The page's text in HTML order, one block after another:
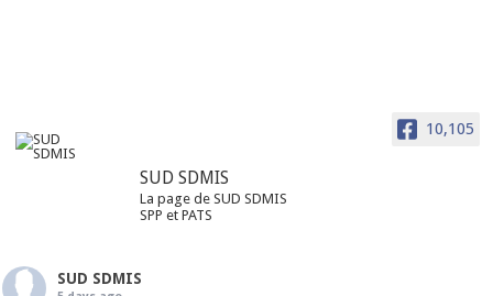
10,105
SUD SDMIS
La page de SUD SDMIS
SPP et PATS
SUD SDMIS